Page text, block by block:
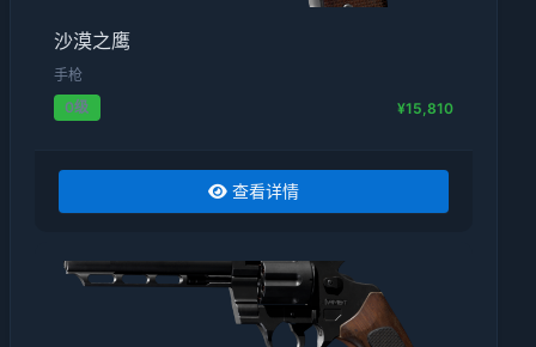
沙漠之鹰
手枪
0级
¥15,810
查看详情